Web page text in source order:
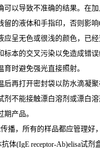
可以导致不准确的结果。在
留的液体和手指印，否则影响
应呈无色或很浅的颜色，已经
标本的交叉污染以免造成错误
育时避免强光直接照射。
后再打开密封袋以防水滴凝聚
剂不能接触漂白溶剂或漂白
期产品。
播，所有的样品都应管理好
体(IgE receptor-Ab)elisa试剂